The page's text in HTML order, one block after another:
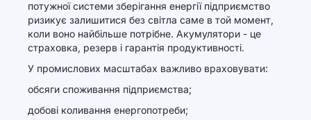
потужної системи зберігання енергії підприємство
ризикує залишитися без світла саме в той момент,
коли воно найбільше потрібне. Акумулятори - це
страховка, резерв і гарантія продуктивності.
У промислових масштабах важливо враховувати:
обсяги споживання підприємства;
добові коливання енергопотреби;